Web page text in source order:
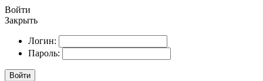
Войти
Закрыть
Логин:
Пароль:
Войти